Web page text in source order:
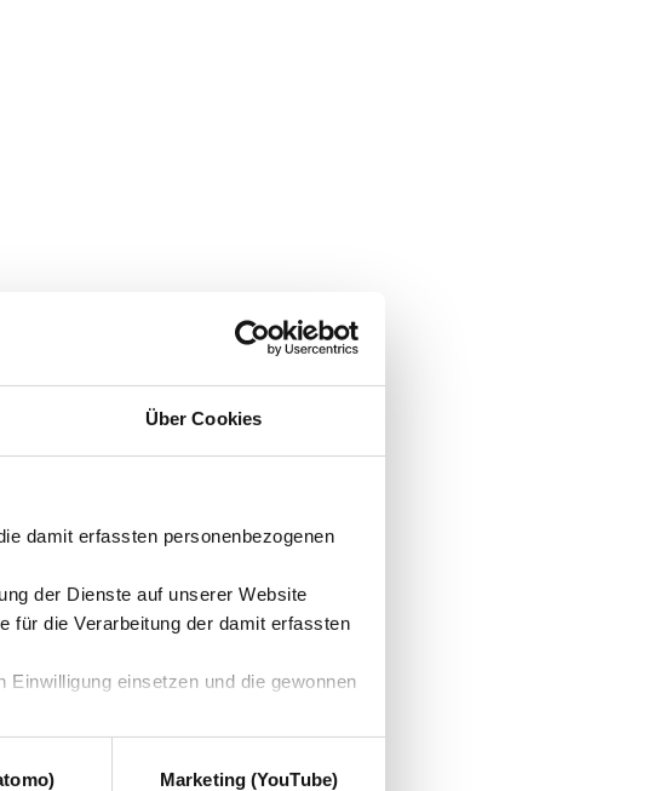
Über Cookies
damit erfassten personenbezogenen
der Dienste auf unserer Website
für die Verarbeitung der damit erfassten
einsetzen und die gewonnen
Marketing (YouTube)